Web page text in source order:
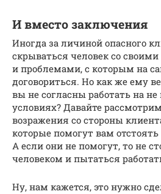
И вместо заключения
Иногда за личиной опасного
скрываться человек со
и проблемами, с которым на
договориться. Но как же ему
вы не согласны работать на
условиях? Давайте
возражения со стороны
которые помогут вам
А если они не помогут, то не
человеком и пытаться
Ну, нам кажется, это нужно